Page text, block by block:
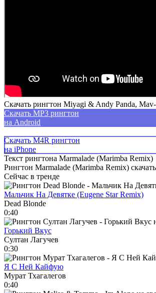
Скачать рингтон Miyagi & Andy Panda,
Скачать MP3 рингтон
на Android
Скачать M4R рингтон
на iPhone
Текст рингтона Marmalade (Marimba Remix)
Рингтон Marmalade (Marimba Remix)
Сейчас в тренде
Мальчик На Девятке (Eugene Star Remix)
Dead Blonde
0:40
Горький Вкус
Султан Лагучев
0:30
Я С Ней Кайфую
Мурат Тхагалегов
0:40